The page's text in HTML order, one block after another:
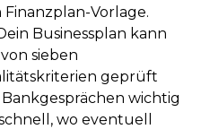
Vorlage.
Businessplan kann
sieben
geprüft
wichtig
wo eventuell